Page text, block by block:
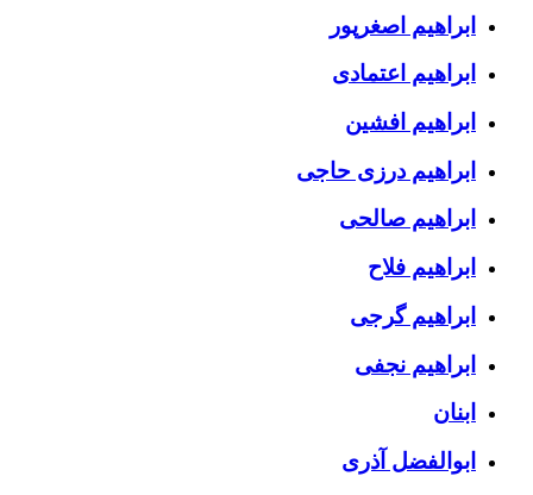
ابراهیم اصغرپور
ابراهیم اعتمادی
ابراهیم افشین
ابراهیم درزی حاجی
ابراهیم صالحی
ابراهیم فلاح
ابراهیم گرجی
ابراهیم نجفی
ابنان
ابوالفضل آذری